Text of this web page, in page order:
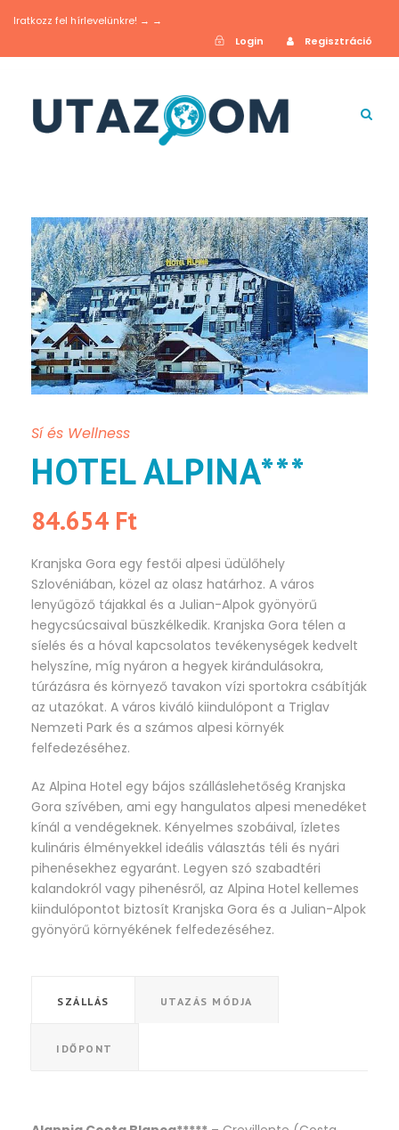
Iratkozz fel hírlevelünkre! → →
Login
Regisztráció
Sí és Wellness
HOTEL ALPINA***
84.654 Ft
Kranjska Gora egy festői alpesi üdülőhely
Szlovéniában, közel az olasz határhoz. A város
lenyűgöző tájakkal és a Julian-Alpok gyönyörű
hegycsúcsaival büszkélkedik. Kranjska Gora télen a
síelés és a hóval kapcsolatos tevékenységek kedvelt
helyszíne, míg nyáron a hegyek kirándulásokra,
túrázásra és környező tavakon vízi sportokra csábítják
az utazókat. A város kiváló kiindulópont a Triglav
Nemzeti Park és a számos alpesi környék
felfedezéséhez.
Az Alpina Hotel egy bájos szálláslehetőség Kranjska
Gora szívében, ami egy hangulatos alpesi menedéket
kínál a vendégeknek. Kényelmes szobáival, ízletes
kulináris élményekkel ideális választás téli és nyári
pihenésekhez egyaránt. Legyen szó szabadtéri
kalandokról vagy pihenésről, az Alpina Hotel kellemes
kiindulópontot biztosít Kranjska Gora és a Julian-Alpok
gyönyörű környékének felfedezéséhez.
SZÁLLÁS UTAZÁS MÓDJA
IDŐPONT